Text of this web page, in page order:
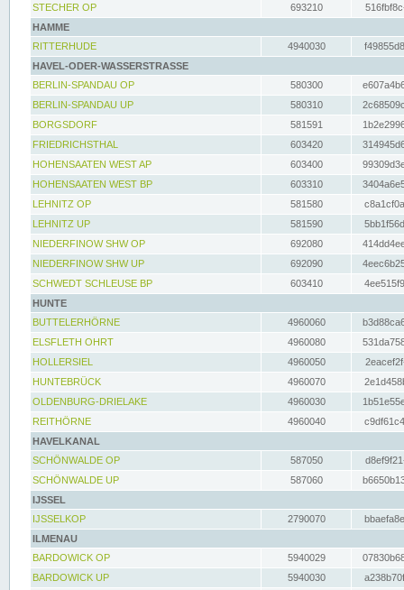
STECHER OP
693210
HAMME
RITTERHUDE
4940030
HAVEL-ODER-WASSERSTRASSE
BERLIN-SPANDAU OP
580300
BERLIN-SPANDAU UP
580310
BORGSDORF
581591
FRIEDRICHSTHAL
603420
HOHENSAATEN WEST AP
603400
HOHENSAATEN WEST BP
603310
LEHNITZ OP
581580
LEHNITZ UP
581590
NIEDERFINOW SHW OP
692080
NIEDERFINOW SHW UP
692090
SCHWEDT SCHLEUSE BP
603410
HUNTE
BUTTELERHÖRNE
4960060
ELSFLETH OHRT
4960080
HOLLERSIEL
4960050
HUNTEBRÜCK
4960070
OLDENBURG-DRIELAKE
4960030
REITHÖRNE
4960040
HAVELKANAL
SCHÖNWALDE OP
587050
SCHÖNWALDE UP
587060
IJSSEL
IJSSELKOP
2790070
ILMENAU
BARDOWICK OP
5940029
BARDOWICK UP
5940030